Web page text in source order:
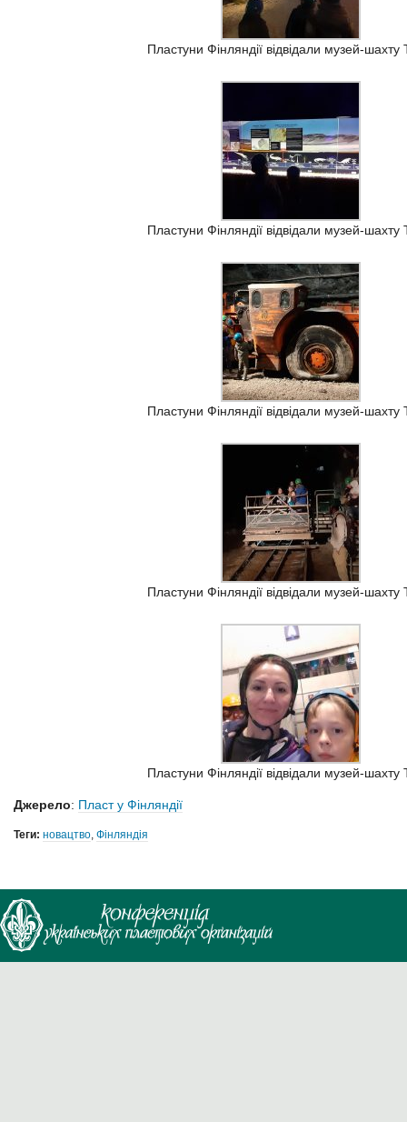
Пластуни Фінляндії відвідали музей-шахту
Пластуни Фінляндії відвідали музей-шахту
Пластуни Фінляндії відвідали музей-шахту
Пластуни Фінляндії відвідали музей-шахту
Пластуни Фінляндії відвідали музей-шахту
Джерело: Пласт у Фінляндії
Теги: новацтво, Фінляндія